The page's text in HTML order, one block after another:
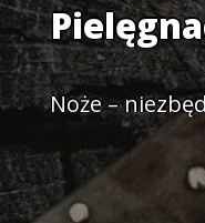
Noże –